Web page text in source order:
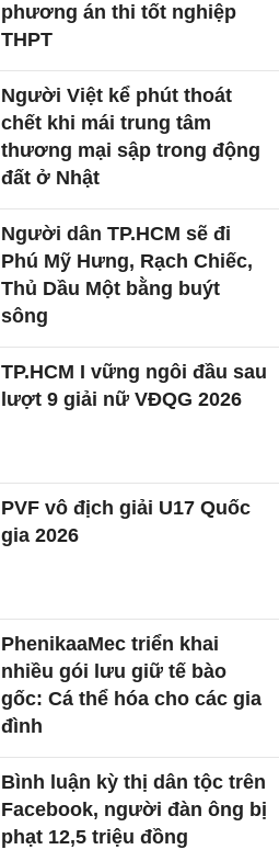
phương án thi tốt nghiệp
THPT
Người Việt kể phút thoát
chết khi mái trung tâm
thương mại sập trong động
đất ở Nhật
Người dân TP.HCM sẽ đi
Phú Mỹ Hưng, Rạch Chiếc,
Thủ Dầu Một bằng buýt
sông
TP.HCM I vững ngôi đầu sau
lượt 9 giải nữ VĐQG 2026
PVF vô địch giải U17 Quốc
gia 2026
PhenikaaMec triển khai
nhiều gói lưu giữ tế bào
gốc: Cá thể hóa cho các gia
đình
Bình luận kỳ thị dân tộc trên
Facebook, người đàn ông bị
phạt 12,5 triệu đồng